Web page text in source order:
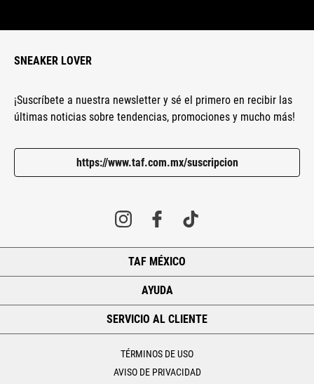
SNEAKER LOVER
¡Suscríbete a nuestra newsletter y sé el primero en recibir las
últimas noticias sobre tendencias, promociones y mucho más!
https://www.taf.com.mx/suscripcion
TAF MÉXICO
AYUDA
SERVICIO AL CLIENTE
TÉRMINOS DE USO
AVISO DE PRIVACIDAD